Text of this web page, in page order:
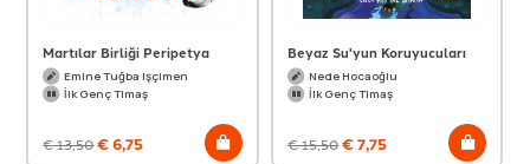
Martılar Birliği Peripetya
Emine Tuğba Işçimen
İlk Genç Timaş
€13,50€6,75
Beyaz Su'yun Koruyucuları
Nede Hocaoğlu
İlk Genç Timaş
€15,50€7,75